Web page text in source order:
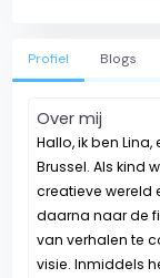
Profiel Blogs
Over mij
Hallo, ik ben
Brussel. Als kind
creatieve wereld
daarna naar de
van verhalen te
visie. Inmiddels